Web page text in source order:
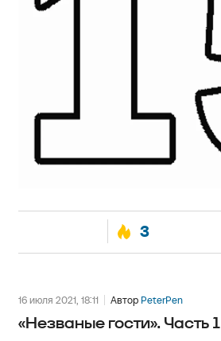
3
16 июля 2021, 18:11 Автор PeterPen
«Незваные гости». Часть 1